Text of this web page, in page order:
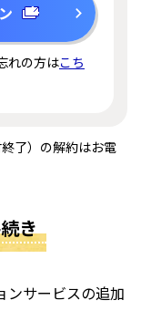
れの方はこち
了）の解約はお電
き
ンサービスの追加